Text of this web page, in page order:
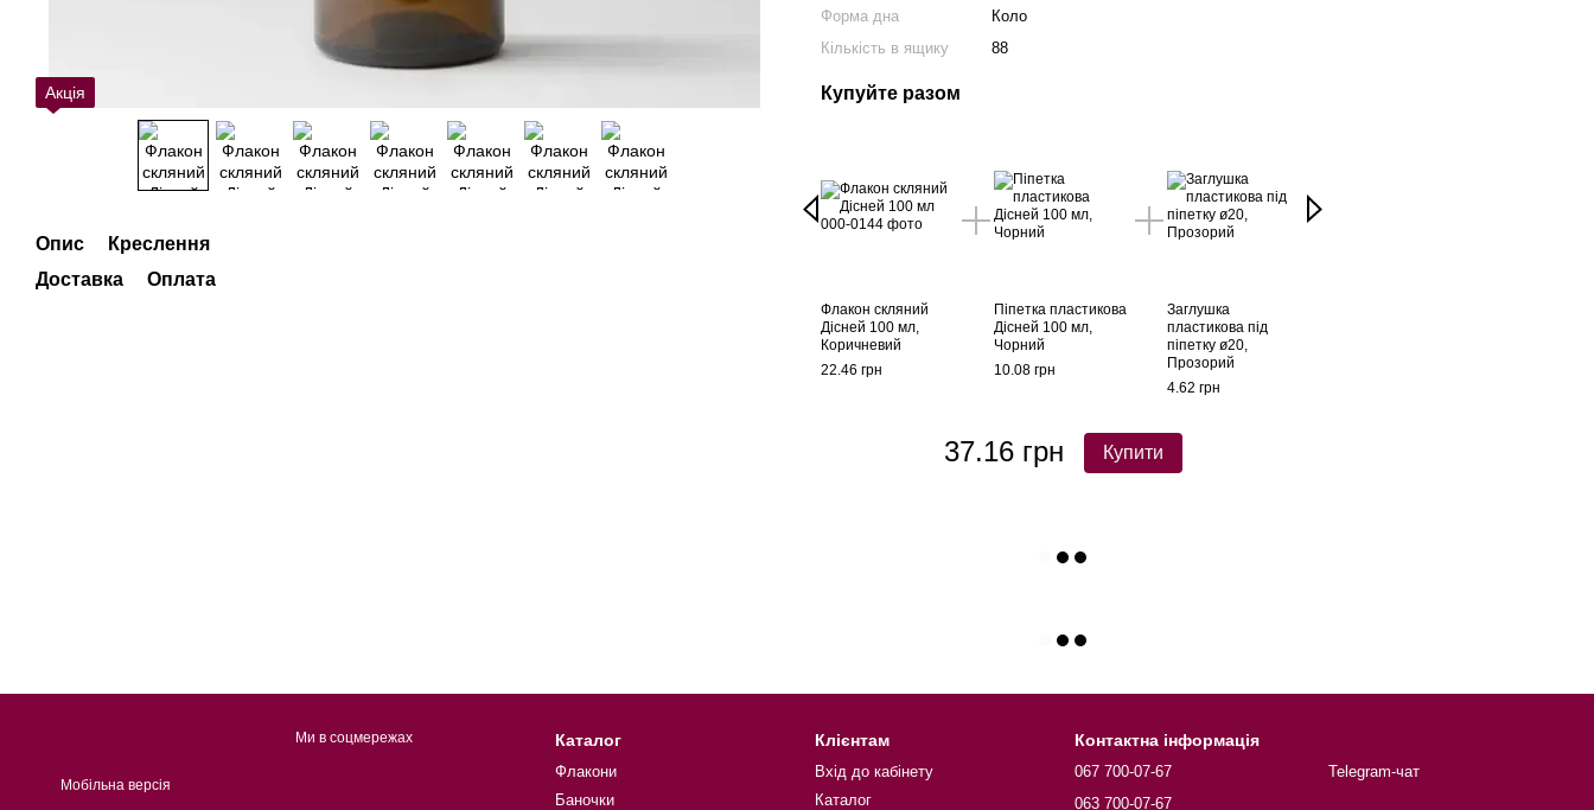
Акція
Опис
Креслення
Доставка
Оплата
Форма дна
Коло
Кількість в ящику
88
Купуйте разом
Флакон скляний
Дісней 100 мл,
Коричневий
22.46 грн
Піпетка пластикова
Дісней 100 мл,
Чорний
10.08 грн
Заглушка
пластикова під
піпетку ø20,
Прозорий
4.62 грн
37.16 грн Купити
Мобільна версія
Ми в соцмережах Каталог
Флакони
Баночки
Клієнтам
Вхід до кабінету
Каталог
Контактна інформація
067 700-07-67
063 700-07-67
Telegram-чат